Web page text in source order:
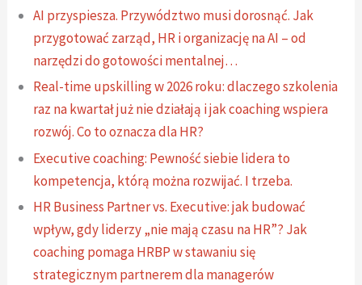
AI przyspiesza. Przywództwo musi dorosnąć. Jak
przygotować zarząd, HR i organizację na AI – od
narzędzi do gotowości mentalnej…
Real-time upskilling w 2026 roku: dlaczego szkolenia
raz na kwartał już nie działają i jak coaching wspiera
rozwój. Co to oznacza dla HR?
Executive coaching: Pewność siebie lidera to
kompetencja, którą można rozwijać. I trzeba.
HR Business Partner vs. Executive: jak budować
wpływ, gdy liderzy „nie mają czasu na HR”? Jak
coaching pomaga HRBP w stawaniu się
strategicznym partnerem dla managerów